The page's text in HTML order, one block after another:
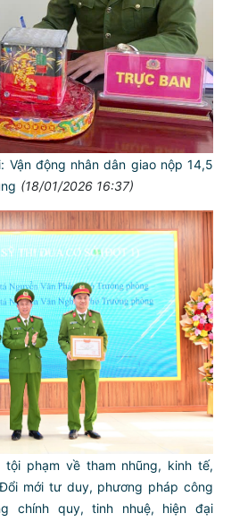
Vận động nhân dân giao nộp 14,5
(18/01/2026 16:37)
tội phạm về tham nhũng, kinh tế,
mới tư duy, phương pháp công
chính quy, tinh nhuệ, hiện đại